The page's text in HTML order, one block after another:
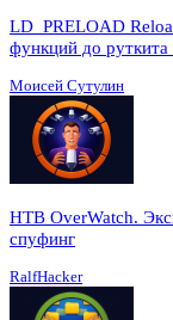
LD_PRELOAD
функций до
Моисей Сутулин
HTB OverWatch.
спуфинг
RalfHacker